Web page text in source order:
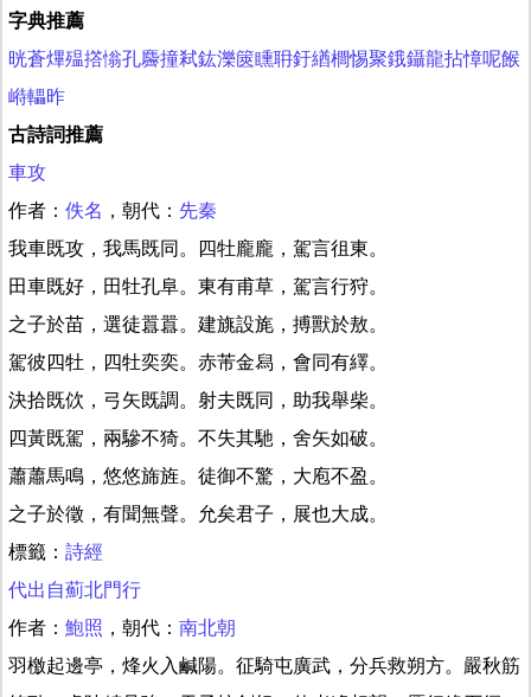
字典推薦
晄蒼熚殟撘慃孔麡撞弒鈜濼篋矄耼釪緧櫚惕聚鋨鑷龍拈慞呢餱
崻轠昨
古詩詞推薦
車攻
作者： 佚名 ，朝代： 先秦
我車既攻，我馬既同。四牡龐龐，駕言徂東。
田車既好，田牡孔阜。東有甫草，駕言行狩。
之子於苗，選徒囂囂。建旐設旄，搏獸於敖。
駕彼四牡，四牡奕奕。赤芾金舄，會同有繹。
決拾既佽，弓矢既調。射夫既同，助我舉柴。
四黃既駕，兩驂不猗。不失其馳，舍矢如破。
蕭蕭馬鳴，悠悠旆旌。徒御不驚，大庖不盈。
之子於徵，有聞無聲。允矣君子，展也大成。
標籤： 詩經
代出自薊北門行
作者： 鮑照 ，朝代： 南北朝
羽檄起邊亭，烽火入鹹陽。征騎屯廣武，分兵救朔方。嚴秋筋